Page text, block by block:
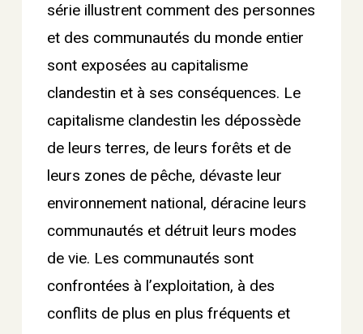
série illustrent comment des personnes
et des communautés du monde entier
sont exposées au capitalisme
clandestin et à ses conséquences. Le
capitalisme clandestin les dépossède
de leurs terres, de leurs forêts et de
leurs zones de pêche, dévaste leur
environnement national, déracine leurs
communautés et détruit leurs modes
de vie. Les communautés sont
confrontées à l’exploitation, à des
conflits de plus en plus fréquents et